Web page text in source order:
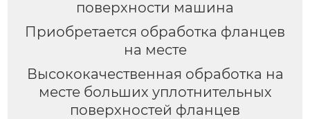
поверхности машина
Приобретается обработка фланцев
на месте
Высококачественная обработка на
месте больших уплотнительных
поверхностей фланцев